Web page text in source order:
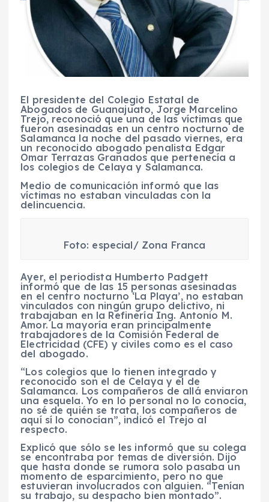
El presidente del Colegio Estatal de
Abogados de Guanajuato, Jorge Marcelino
Trejo, reconoció que una de las víctimas que
fueron asesinadas en un centro nocturno de
Salamanca la noche del pasado viernes, era
un reconocido abogado penalista Edgar
Omar Terrazas Granados que pertenecía a
los colegios de Celaya y Salamanca.
Medio de comunicación informó que las
víctimas no estaban vinculadas con la
delincuencia.
Foto: especial/ Zona Franca
Ayer, el periodista Humberto Padgett
informó que de las 15 personas asesinadas
en el centro nocturno ‘La Playa’, no estaban
vinculados con ningún grupo delictivo, ni
trabajaban en la Refinería Ing. Antonio M.
Amor. La mayoría eran principalmente
trabajadores de la Comisión Federal de
Electricidad (CFE) y civiles como es el caso
del abogado.
“Los colegios que lo tienen integrado y
reconocido son el de Celaya y el de
Salamanca. Los compañeros de allá enviaron
una esquela. Yo en lo personal no lo conocía,
no sé de quién se trata, los compañeros de
aquí sí lo conocían”, indicó el Trejo al
respecto.
Explicó que sólo se les informó que su colega
se encontraba por temas de diversión. Dijo
que hasta donde se rumora solo pasaba un
momento de esparcimiento, pero no que
estuvieran involucrados con alguien. “Tenían
su trabajo, su despacho bien montado”.